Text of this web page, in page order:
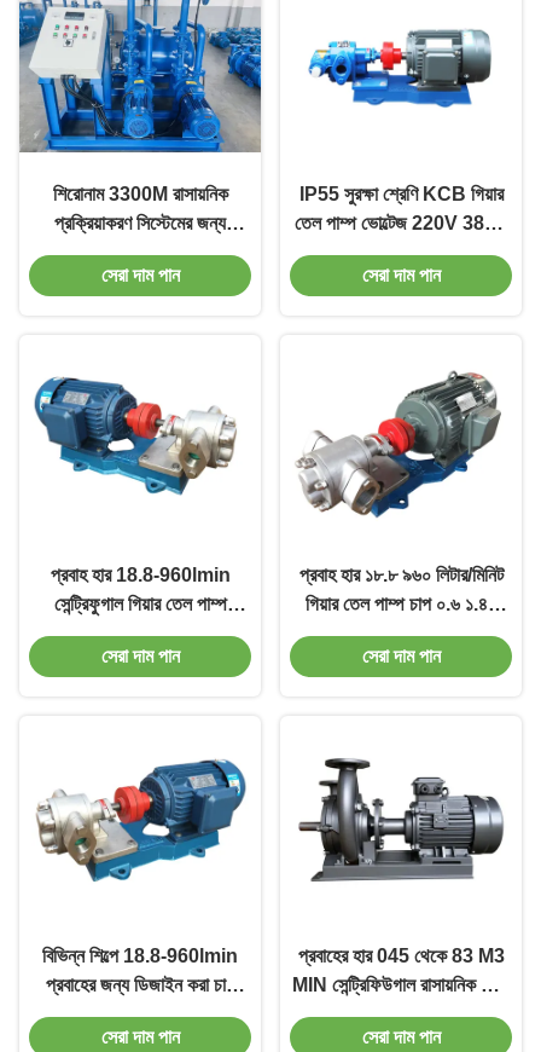
শিরোনাম 3300M রাসায়নিক
প্রক্রিয়াকরণ সিস্টেমের জন্য
উপযুক্ত যান্ত্রিক সিল বৈশিষ্ট্যযুক্ত
স্টেইনলেস স্টীল অনুভূমিক একক
সেরা দাম পান
IP55 সুরক্ষা শ্রেণি KCB গিয়ার
তেল পাম্প ভোল্টেজ 220V 380V
400V 415V ফ্রিকোয়েন্সি 50
Hz 60 Hz রাসায়নিক প্রক্রিয়াকরণ
সেরা দাম পান
প্রবাহ হার 18.8-960lmin
সেন্ট্রিফুগাল গিয়ার তেল পাম্প
ভোল্টেজ
220V380V400V415V
সেরা দাম পান
প্রবাহ হার ১৮.৮ ৯৬০ লিটার/মিনিট
গিয়ার তেল পাম্প চাপ ০.৬ ১.৪৫
এমপিএ রাসায়নিক এবং জল
স্থানান্তরের জন্য উপযুক্ত
সেরা দাম পান
বিভিন্ন শিল্পে 18.8-960lmin
প্রবাহের জন্য ডিজাইন করা চাপ
0.6-1.45MPa গিয়ার তেল পাম্প
সেরা দাম পান
প্রবাহের হার 045 থেকে 83 M3
MIN সেন্ট্রিফিউগাল রাসায়নিক পাম্প
ফ্রিকোয়েন্সি 50 60 Hz পাওয়ার
081 থেকে 15 KW রাসায়নিক
সেরা দাম পান